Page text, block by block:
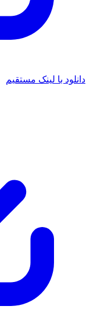
دانلود با لینک مستقیم